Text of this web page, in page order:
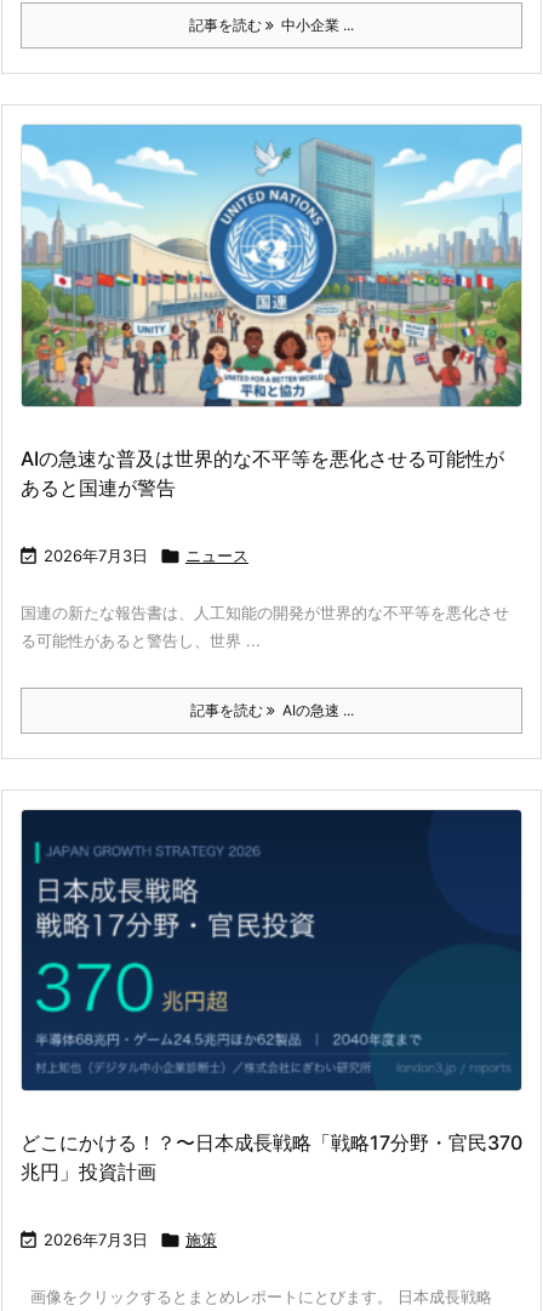
記事を読む 中小企業 ...
AIの急速な普及は世界的な不平等を悪化させる可能性が
あると国連が警告
 2026年7月3日  ニュース
国連の新たな報告書は、人工知能の開発が世界的な不平等を悪化させ
る可能性があると警告し、世界 ...
記事を読む AIの急速 ...
どこにかける！？〜日本成長戦略「戦略17分野・官民370
兆円」投資計画
 2026年7月3日  施策
画像をクリックするとまとめレポートにとびます。 日本成長戦略